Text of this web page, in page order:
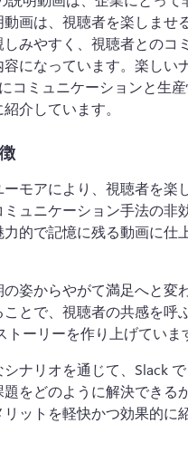
動画は、視聴者を楽しませ
みやすく、視聴者とのコ
になっています。 楽しい
コミュニケーションと生
介しています。
モアにより、視聴者を楽
ミュニケーション手法の非
的で記憶に残る動画に仕
姿からやがて満足へと変
とで、視聴者の共感を呼
トーリーを作り上げていま
ナリオを通じて、Slack
をどのように解決できる
ットを軽快かつ効果的に